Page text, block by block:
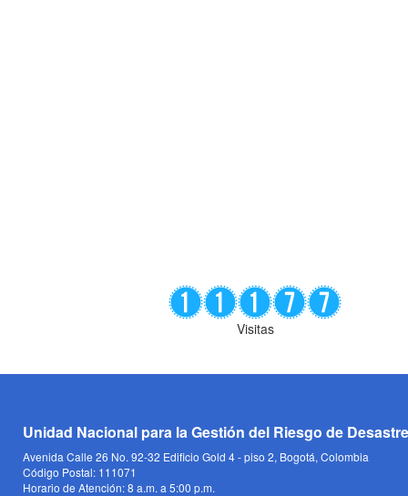
Visitas
Unidad Nacional para la Gestión del Riesgo de
Avenida Calle 26 No. 92-32 Edificio Gold 4 - piso 2, Bogotá, Colombia
Código Postal: 111071
Horario de Atención: 8 a.m. a 5:00 p.m.